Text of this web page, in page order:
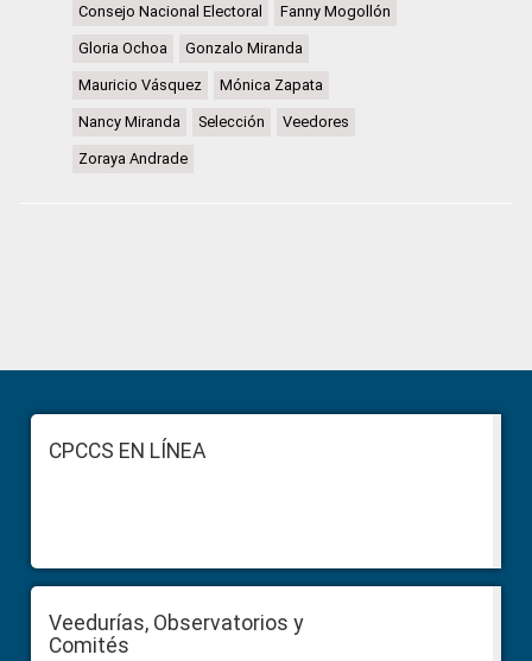
Consejo Nacional Electoral Fanny Mogollón
Gloria Ochoa Gonzalo Miranda
Mauricio Vásquez Mónica Zapata
Nancy Miranda Selección Veedores
Zoraya Andrade
Sidebar
FooterCPCCS EN LÍNEA
Veedurías, Observatorios y
Comités